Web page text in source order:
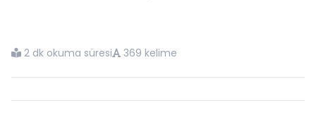
2 dk okuma süresi 369 kelime